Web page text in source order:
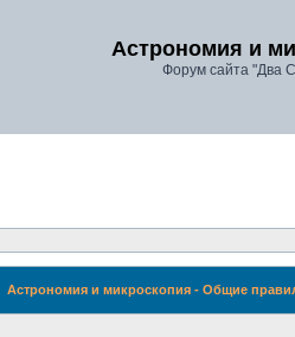
Астрономия и
Форум сайта "Два
Астрономия и микроскопия - Общие